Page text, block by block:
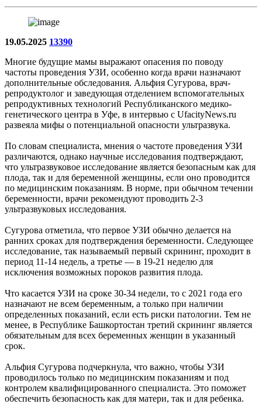
19.05.2025 13390
Многие будущие мамы выражают опасения по поводу
частоты проведения УЗИ, особенно когда врачи назначают
дополнительные обследования. Альфия Сугурова, врач-
репродуктолог и заведующая отделением вспомогательных
репродуктивных технологий Республиканского медико-
генетического центра в Уфе, в интервью с UfacityNews.ru
развеяла мифы о потенциальной опасности ультразвука.
По словам специалиста, мнения о частоте проведения УЗИ
различаются, однако научные исследования подтверждают,
что ультразвуковое исследование является безопасным как для
плода, так и для беременной женщины, если оно проводится
по медицинским показаниям. В норме, при обычном течении
беременности, врачи рекомендуют проводить 2-3
ультразвуковых исследования.
Сугурова отметила, что первое УЗИ обычно делается на
ранних сроках для подтверждения беременности. Следующее
исследование, так называемый первый скрининг, проходит в
период 11-14 недель, а третье — в 19-21 неделю для
исключения возможных пороков развития плода.
Что касается УЗИ на сроке 30-34 недели, то с 2021 года его
назначают не всем беременным, а только при наличии
определенных показаний, если есть риски патологии. Тем не
менее, в Республике Башкортостан третий скрининг является
обязательным для всех беременных женщин в указанный
срок.
Альфия Сугурова подчеркнула, что важно, чтобы УЗИ
проводилось только по медицинским показаниям и под
контролем квалифицированного специалиста. Это поможет
обеспечить безопасность как для матери, так и для ребенка.